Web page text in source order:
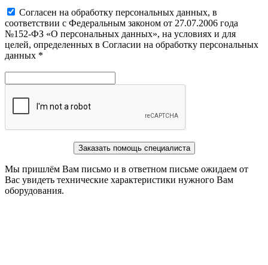
Cогласен на обработку персональных данных, в
соответствии с Федеральным законом от 27.07.2006 года
№152-ФЗ «О персональных данных», на условиях и для
целей, определенных в Согласии на обработку персональных
данных *
Заказать помощь специалиста
Мы пришлём Вам письмо и в ответном письме ожидаем от
Вас увидеть технические характеристики нужного Вам
оборудования.